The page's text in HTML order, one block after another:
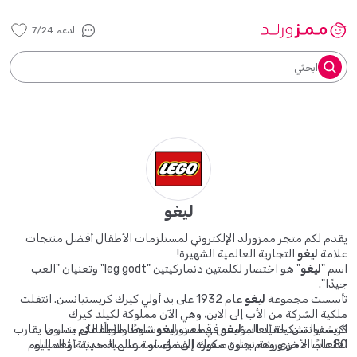
الدعم 7/24
ابحثي
ليغو
يقدم لكم متجر ممزورلد الإلكتروني لمستلزمات الأطفال أفضل منتجات
علامة ليغو التجارية العالمية الشهيرة!
اسم "ليغو
" هو اختصار لكلمتين دنماركيتين "leg godt" وتعنيان "العب
جيدًا".
تأسست مجموعة ليغو
عام 1932 على يد أولي كيرك كريستيانسن. انتقلت
ملكية الشركة من الأب إلى الابن، وهي الآن مملوكة لكيلد كيرك
كريستيانسن، حفيد المؤسس. قطعتليغوشوطًا طويلًا على مدار ما يقارب
80 عامًا - من ورشة نجارة صغيرة إلى مؤسسة عالمية حديثة، تُعد اليوم
اكتشفوا تشكيلة ألعابليغوفي ممزورلد وشاهدوا أطفالكم ينسون
الألعاب الأخرى وهم يبنون مكوك الفضاء، أو مرسى المدينة، أو الميناء.